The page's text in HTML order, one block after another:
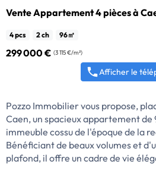
Vente Appartement 4 pièces à
4 pcs 2 ch 96㎡
299 000 € (3 115 €/m²)
Afficher le
Pozzo Immobilier vous propose,
Caen, un spacieux appartement de
immeuble cossu de l'époque de la
Bénéficiant de beaux volumes et
plafond, il offre un cadre de vie